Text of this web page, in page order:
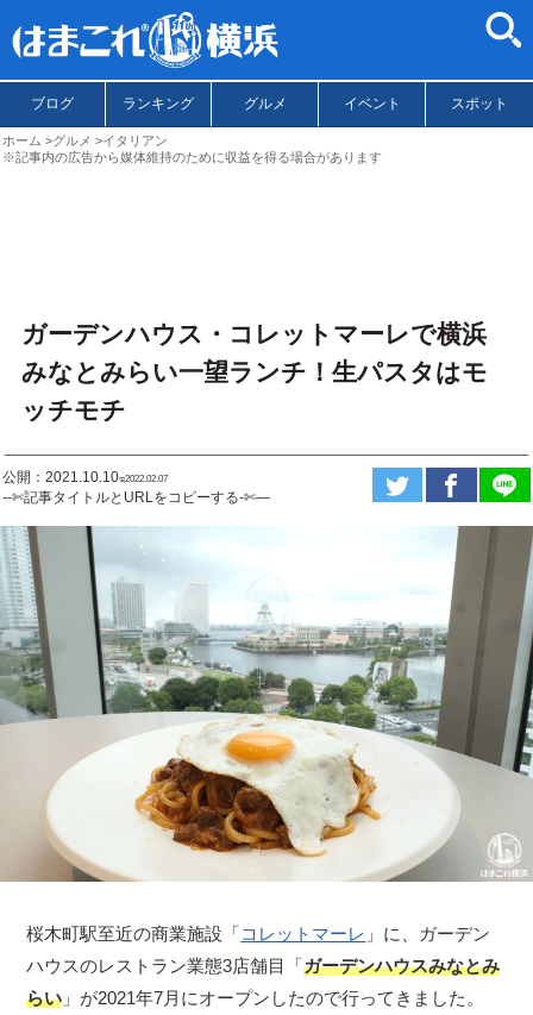
ブログ ランキング グルメ イベント スポット
ホーム グルメ
イタリアン
※記事内の広告から媒体維持のために収益を得る場合があります
ガーデンハウス・コレットマーレで横浜
みなとみらい一望ランチ！生パスタはモ
ッチモチ
公開：2021.10.10ಇ2022.02.07
--✄記事タイトルとURLをコピーする-✄—
桜木町駅至近の商業施設「コレットマーレ 」に、ガーデン
ハウスのレストラン業態3店舗目「ガーデンハウスみなとみ
らい 」が2021年7月にオープンしたので行ってきました。